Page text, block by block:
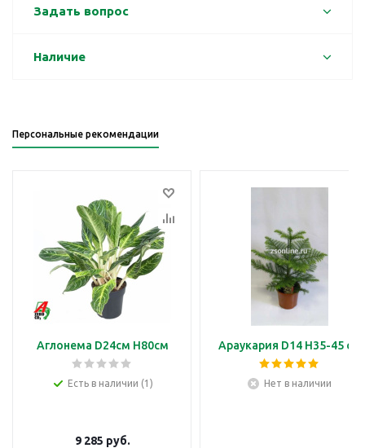
Задать вопрос
Наличие
Персональные рекомендации
Аглонема D24см H80см
Есть в наличии (1)
9 285 руб.
Араукария D14 H35-45 см
Нет в наличии